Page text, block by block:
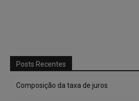
Posts Recentes
Composição da taxa de juros